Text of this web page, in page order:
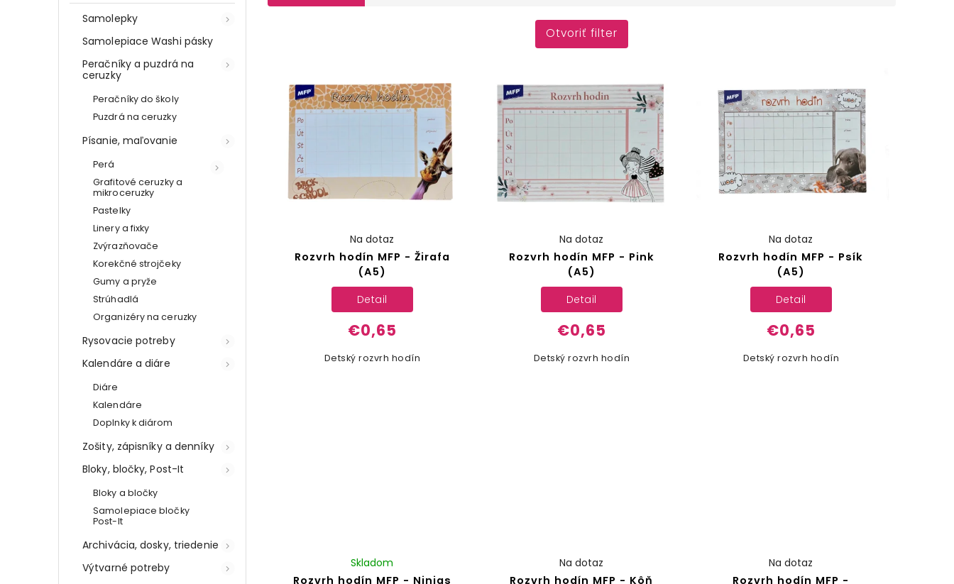
Samolepky
Samolepiace Washi pásky
Peračníky a puzdrá na
ceruzky
Peračníky do školy
Puzdrá na ceruzky
Písanie, maľovanie
Perá
Grafitové ceruzky a
mikroceruzky
Pastelky
Linery a fixky
Zvýrazňovače
Korekčné strojčeky
Gumy a pryže
Strúhadlá
Organizéry na ceruzky
Rysovacie potreby
Kalendáre a diáre
Diáre
Kalendáre
Doplnky k diárom
Zošity, zápisníky a denníky
Bloky, bločky, Post-It
Bloky a bločky
Samolepiace bločky
Post-It
Archivácia, dosky, triedenie
Výtvarné potreby
Otvoriť filter
Rozvrh hodín MFP - Žirafa
(A5)
Na dotaz
€0,65
Detail
Detský rozvrh hodín
Rozvrh hodín MFP - Pink
(A5)
Na dotaz
€0,65
Detail
Detský rozvrh hodín
Rozvrh hodín MFP - Psík
(A5)
Na dotaz
€0,65
Detail
Detský rozvrh hodín
Rozvrh hodín MFP - Ninjas
Skladom
Rozvrh hodín MFP - Kôň
Na dotaz
Rozvrh hodín MFP -
Na dotaz